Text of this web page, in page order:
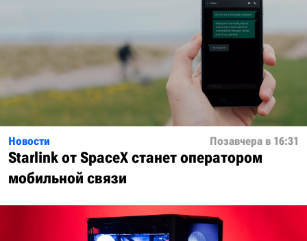
Новости Позавчера в 16:31
Starlink от SpaceX станет оператором
мобильной связи